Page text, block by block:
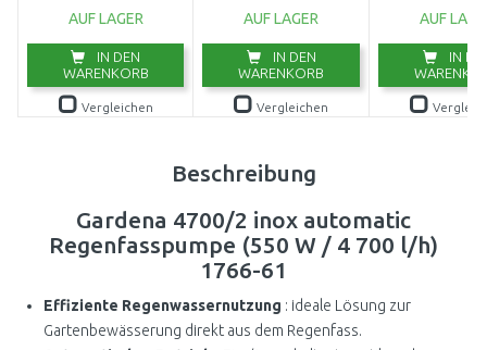
AUF LAGER
IN DEN
WARENKORB
Vergleichen
AUF LAGER
IN DEN
WARENKORB
Vergleichen
AUF
IN
Beschreibung
Gardena 4700/2 inox automatic
Regenfasspumpe (550 W / 4 700 l/h)
1766-61
Effiziente Regenwassernutzung : ideale Lösung zur
Gartenbewässerung direkt aus dem Regenfass.